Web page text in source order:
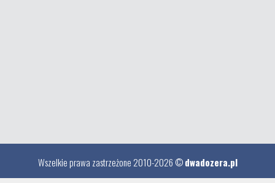
Wszelkie prawa zastrzeżone 2010-2026 ©dwadozera.pl